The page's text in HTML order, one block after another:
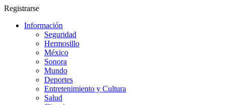
Registrarse
Información
Seguridad
Hermosillo
México
Sonora
Mundo
Deportes
Entretenimiento y Cultura
Salud